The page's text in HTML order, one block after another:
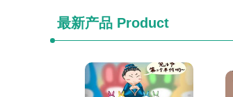
最新产品 Product